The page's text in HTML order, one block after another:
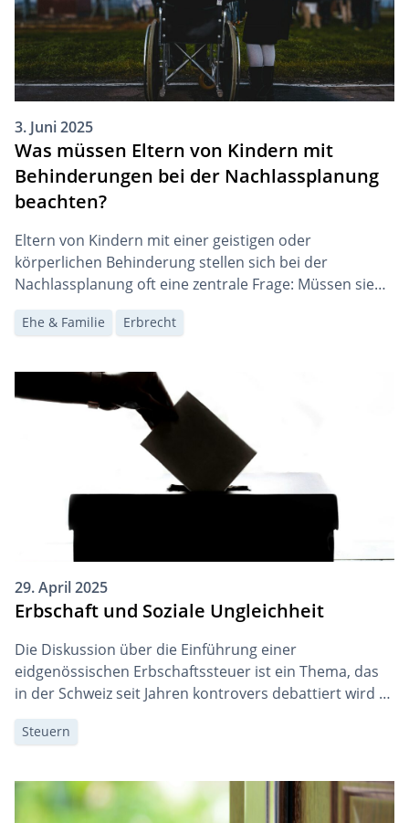
3. Juni 2025
Was müssen Eltern von Kindern mit
Behinderungen bei der Nachlassplanung
beachten?
Eltern von Kindern mit einer geistigen oder
körperlichen Behinderung stellen sich bei der
Nachlassplanung oft eine zentrale Frage: Müssen sie
der Behinderung ihres Kindes bei der Erstellung ihres
Testaments bzw. Erbvertrags explizit Beachtung
ob dies Auswirkungen auf Sozialversicherungs- oder
Sozialhilfeleistungen haben könnte.
Ehe & Familie Erbrecht
29. April 2025
Erbschaft und Soziale Ungleichheit
Die Diskussion über die Einführung einer
eidgenössischen Erbschaftssteuer ist ein Thema, das
in der Schweiz seit Jahren kontrovers debattiert wird –
gerade mit der im Frühjahr 2024 eingereichten
Initiative verliert das Thema künftig wohl nicht an
Erbschaften als «unverdientes Vermögen» zu sozialer
Ungleichheit beitragen und welche […]
Steuern